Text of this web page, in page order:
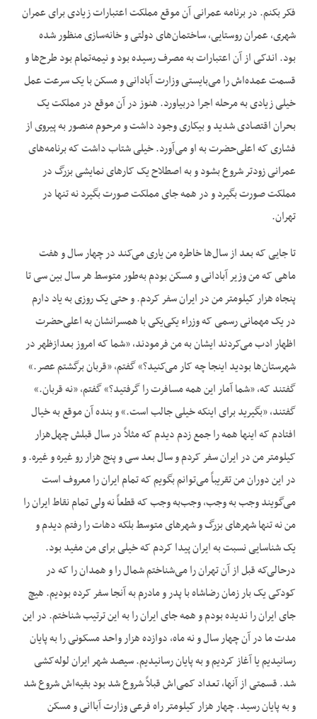
فکر بکنم. در برنامه عمرانی آن موقع مملکت اعتبارات زیادی برای عمران
شهری، عمران روستایی، ساختمان‌های دولتی و خانه‌سازی منظور شده
بود. اندکی از آن اعتبارات به مصرف رسیده بود و نیمه‌تمام بود طرح‌ها و
قسمت عمده‌اش را می‌بایستی وزارت آبادانی و مسکن با یک سرعت عمل
خیلی زیادی به مرحله اجرا دربیاورد. هنوز در آن موقع در مملکت یک
بحران اقتصادی شدید و بیکاری وجود داشت و مرحوم منصور به پیروی از
فشاری که اعلی‌حضرت به او می‌آورد. خیلی شتاب داشت که برنامه‌های
عمرانی زودتر شروع بشود و به اصطلاح یک کارهای نمایشی بزرگ در
مملکت صورت بگیرد و در همه جای مملکت صورت بگیرد نه تنها در
تهران.
تا جایی که بعد از سال‌ها خاطره من یاری می‌کند در چهار سال و هفت
ماهی که من وزیر آبادانی و مسکن بودم به‌طور متوسط هر سال بین سی تا
پنجاه هزار کیلومتر من در ایران سفر کردم. و حتی یک روزی به یاد دارم
در یک مهمانی رسمی که وزراء یکی‌یکی با همسرانشان به اعلی‌حضرت
اظهار ادب می‌کردند ایشان به من فرمودند، «شما که امروز بعدازظهر در
شهرستان‌ها بودید اینجا چه کار می‌کنید؟» گفتم، «قربان برگشتم عصر.»
گفتند که، «شما آمار این همه مسافرت را گرفتید؟» گفتم، «نه قربان.»
گفتند، «بگیرید برای اینکه خیلی جالب است.» و بنده آن موقع به خیال
افتادم که اینها همه را جمع زدم دیدم که مثلاً در سال قبلش چهل‌هزار
کیلومتر من در ایران سفر کردم و سال بعد سی و پنج هزار رو غیره و غیره. و
در این دوران من تقریباً می‌توانم بگویم که تمام ایران را معروف است
می‌گویند وجب به وجب، وجب‌به وجب که قطعاً نه ولی تمام نقاط ایران را
من نه تنها شهرهای بزرگ و شهرهای متوسط بلکه دهات را رفتم دیدم و
یک شناسایی نسبت به ایران پیدا کردم که خیلی برای من مفید بود.
درحالی‌که قبل از آن تهران را می‌شناختم شمال را و همدان را که در
کودکی یک بار زمان رضاشاه با پدر و مادرم به آنجا سفر کرده بودیم. هیچ
جای ایران را ندیده بودم و همه جای ایران را به این ترتیب شناختم. در این
مدت ما در آن چهار سال و نه ماه، دوازده هزار واحد مسکونی را به پایان
رسانیدیم یا آغاز کردیم و به پایان رسانیدیم. سیصد شهر ایران لوله‌کشی
شد. قسمتی از آنها، تعداد کمی‌اش قبلاً شروع شد بود بقیه‌اش شروع شد
و به پایان رسید. چهار هزار کیلومتر راه فرعی وزارت آباانی و مسکن